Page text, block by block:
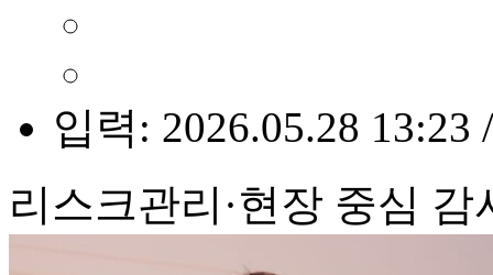
입력: 2026.05.28 13:23
리스크관리·현장 중심 감